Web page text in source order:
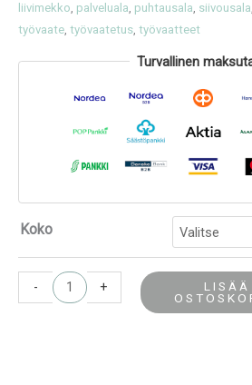
liivimekko, palveluala, puhtausala, siivousala,
työvaate, työvaatetus, työvaatteet
Turvallinen
Koko
- +
LISÄÄ